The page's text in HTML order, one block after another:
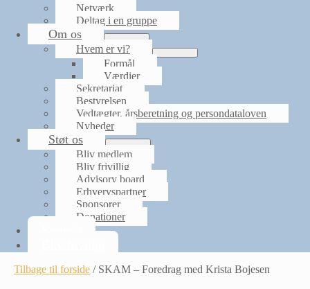
Netværk
Deltag i en gruppe
Om os
Menu
Toggle
Hvem er vi?
Menu
Formål
Værdier
Sekretariat
Bestyrelsen
Vedtægter, årsberetning og persondataloven
Nyheder
Støt os
Menu
Toggle
Bliv medlem
Bliv frivillig
Advisory board
Erhvervspartner
Sponsorer
Donationer
Tilbage til forside / SKAM – Foredrag med Krista Bojesen